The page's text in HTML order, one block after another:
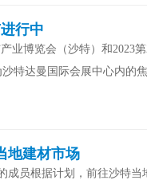
行中
业博览会（沙特）和2023
特达曼国际会展中心内的
地建材市场
成员根据计划，前往沙特